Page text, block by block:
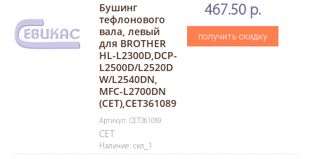
Бушинг
тефлонового
вала, левый
для BROTHER
HL-L2300D,DCP-
L2500D/L2520D
W/L2540DN,
MFC-L2700DN
(CET),CET361089
Артикул: CET361089
CET
Наличие: скл_1
467.50 р.
получить скидку